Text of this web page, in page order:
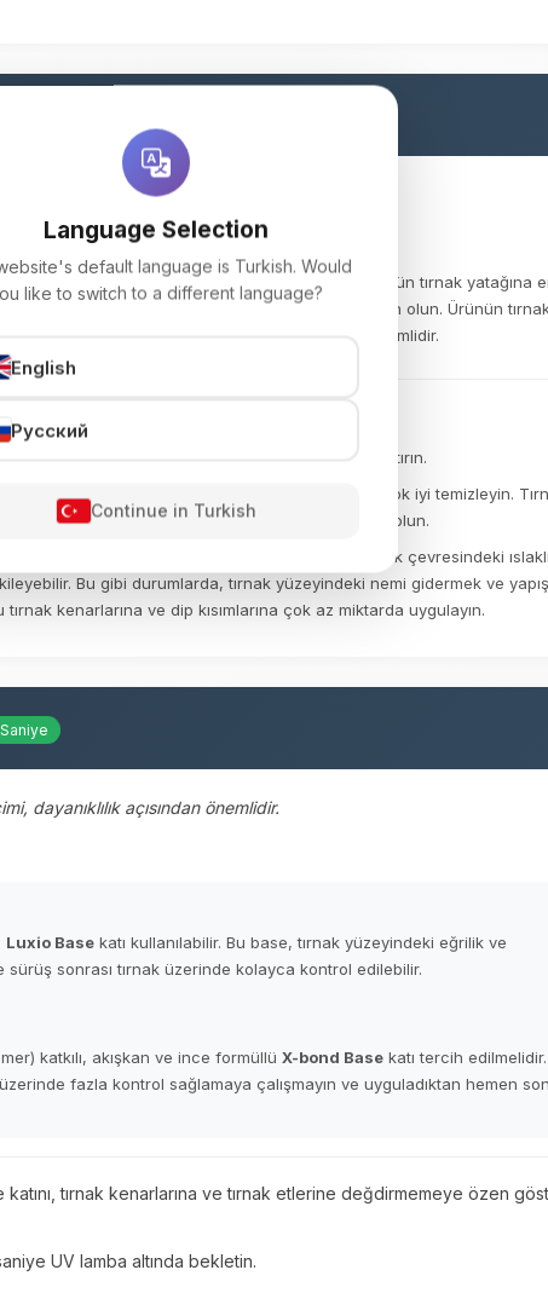
tırnağın doğru hazırlanması esastır.
temiz bir manikür tamamlanmış olmalıdır. Jel ürünün tırnak yatağına
etlerinin (kütikül) tamamen temizlendiğinden emin olun. Ürünün
(lifting) riskini ortadan kaldırmak için çok önemlidir.
buffer (sünger törpü) kullanarak nazikçe matlaştırın.
tüysüz ped yardımıyla tırnak yüzeyini bastırarak çok iyi temizleyin.
beyazlaşmış bir renge ulaştığından emin olun.
nemliyse veya klasik manikür yapıldıysa, tırnak çevresindeki
Bu gibi durumlarda, tırnak yüzeyindeki nemi gidermek ve
kenarlarına ve dip kısımlarına çok az miktarda uygulayın.
dayanıklılık açısından önemlidir.
Luxio Base katı kullanılabilir. Bu base, tırnak yüzeyindeki eğrilik ve
sonrası tırnak üzerinde kolayca kontrol edilebilir.
katkılı, akışkan ve ince formüllü X-bond Base katı tercih
fazla kontrol sağlamaya çalışmayın ve uyguladıktan hemen
tırnak kenarlarına ve tırnak etlerine değdirmemeye özen
UV lamba altında bekletin.
Language Selection
default language is Turkish. Would
like to switch to a different language?
English
Русский
Continue in Turkish